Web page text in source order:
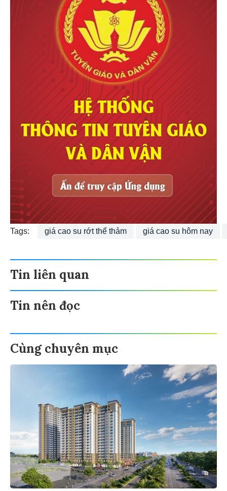
Tags: giá cao su rớt thể thảm giá cao su hôm nay
Tin liên quan
Tin nên đọc
Cùng chuyên mục